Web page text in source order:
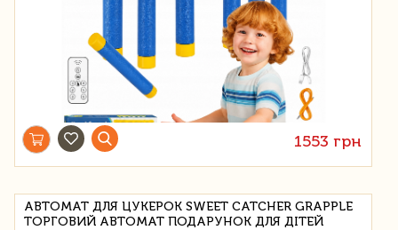
1553 грн
АВТОМАТ ДЛЯ ЦУКЕРОК SWEET CATCHER GRAPPLE
ТОРГОВИЙ АВТОМАТ ПОДАРУНОК ДЛЯ ДІТЕЙ